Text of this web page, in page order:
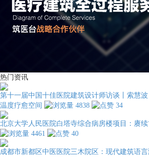
热门资讯
第十一届中国十佳医院建筑设计师访谈丨索慧
温度疗愈空间
4838 34
北京大学人民医院白塔寺综合病房楼项目：赓
4461
40
成都市新都区中医医院三木院区：现代建筑语